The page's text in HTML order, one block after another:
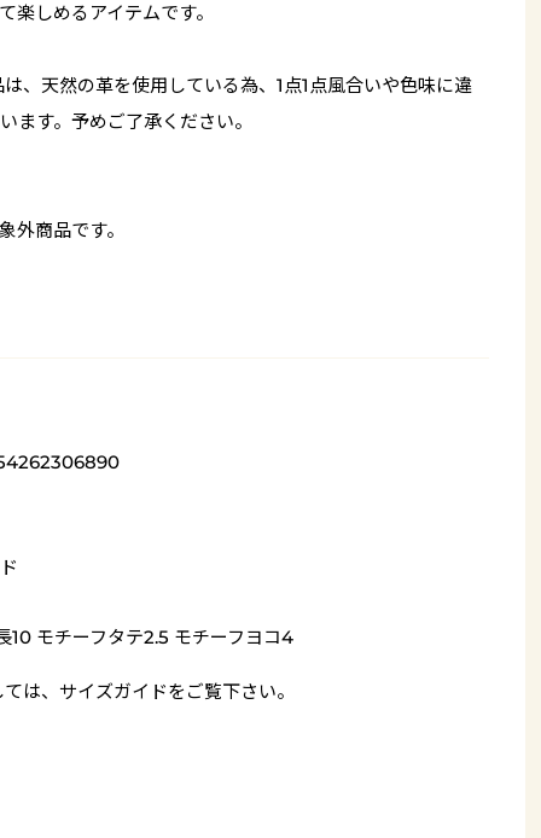
楽しめるアイテムです。
、天然の革を使用している為、1点1点風合いや色味に違
ます。予めご了承ください。
外商品です。
10 モチーフタテ2.5 モチーフヨコ4
は、 サイズガイドをご覧下さい。